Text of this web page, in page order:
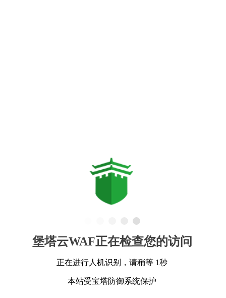
堡塔云WAF正在检查您的访问
正在进行人机识别，请稍等 1秒
本站受宝塔防御系统保护